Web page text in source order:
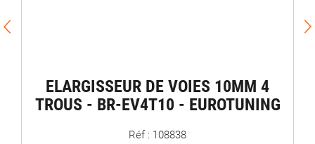
ELARGISSEUR DE VOIES 10MM 4
TROUS - BR-EV4T10 - EUROTUNING
Réf : 108838